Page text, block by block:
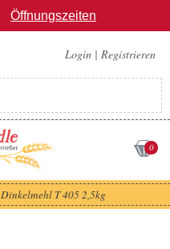
Öffnungszeiten
Login | Registrieren
0
Dinkelmehl T 405 2,5kg